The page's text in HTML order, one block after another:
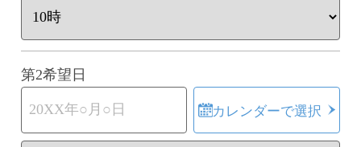
第2希望日
カレンダーで選択